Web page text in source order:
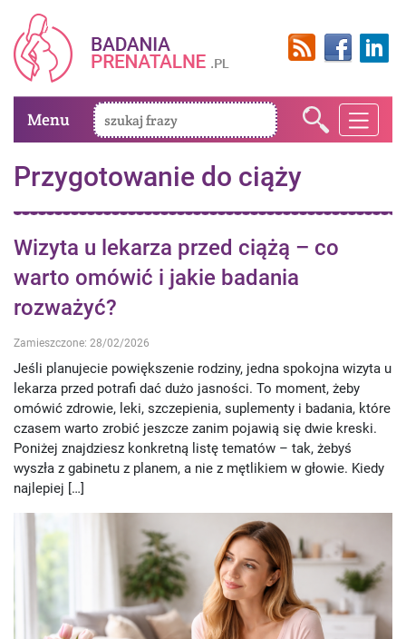
Menu
Przygotowanie do ciąży
Wizyta u lekarza przed ciążą – co
warto omówić i jakie badania
rozważyć?
Zamieszczone: 28/02/2026
Jeśli planujecie powiększenie rodziny, jedna spokojna wizyta u
lekarza przed potrafi dać dużo jasności. To moment, żeby
omówić zdrowie, leki, szczepienia, suplementy i badania, które
czasem warto zrobić jeszcze zanim pojawią się dwie kreski.
Poniżej znajdziesz konkretną listę tematów – tak, żebyś
wyszła z gabinetu z planem, a nie z mętlikiem w głowie. Kiedy
najlepiej […]